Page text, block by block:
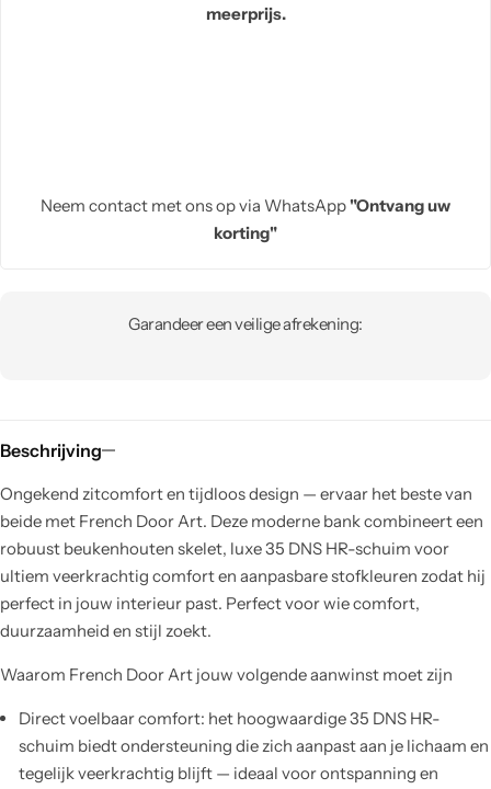
meerprijs.
Neem contact met ons op via WhatsApp"Ontvang uw
korting"
Garandeer een veilige afrekening:
Beschrijving
Ongekend zitcomfort en tijdloos design — ervaar het beste van
beide met French Door Art. Deze moderne bank combineert een
robuust beukenhouten skelet, luxe 35 DNS HR-schuim voor
ultiem veerkrachtig comfort en aanpasbare stofkleuren zodat hij
perfect in jouw interieur past. Perfect voor wie comfort,
duurzaamheid en stijl zoekt.
Waarom French Door Art jouw volgende aanwinst moet zijn
Direct voelbaar comfort: het hoogwaardige 35 DNS HR-
schuim biedt ondersteuning die zich aanpast aan je lichaam en
tegelijk veerkrachtig blijft — ideaal voor ontspanning en